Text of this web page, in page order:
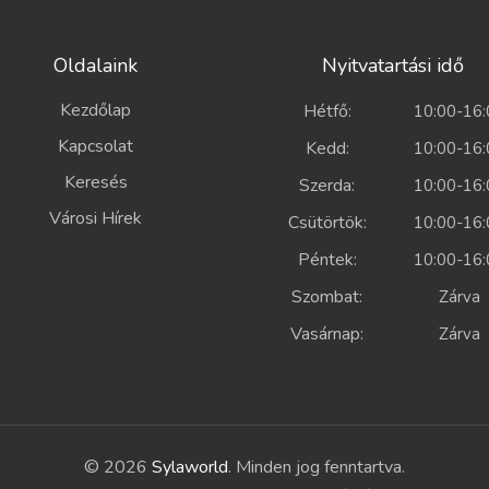
Oldalaink
Kezdőlap
Kapcsolat
Keresés
Városi Hírek
Nyitvatartási idő
Hétfő: 10:00-
Kedd: 10:00-
Szerda: 10:00-
Csütörtök: 10:00-
Péntek: 10:00-
Szombat:
Vasárnap:
© 2026 Sylaworld. Minden jog fenntartva.